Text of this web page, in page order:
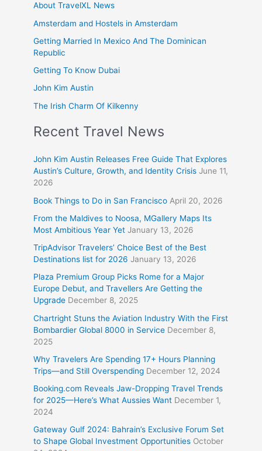
About TravelXL News
Amsterdam and Hostels in Amsterdam
Getting Married In Mexico And The Dominican
Republic
Getting To Know Dubai
John Kim Austin
The Irish Charm Of Kilkenny
Recent Travel News
John Kim Austin Releases Free Guide That Explores
Austin’s Culture, Growth, and Identity Crisis June 11,
2026
Book Things to Do in San Francisco April 20, 2026
From the Maldives to Noosa, MGallery Maps Its
Most Ambitious Year Yet January 13, 2026
TripAdvisor Travelers’ Choice Best of the Best
Destinations list for 2026 January 13, 2026
Plaza Premium Group Picks Rome for a Major
Europe Debut, and Travellers Are Getting the
Upgrade December 8, 2025
Chartright Stuns the Aviation Industry With the First
Bombardier Global 8000 in Service December 8,
2025
Why Travelers Are Spending 17+ Hours Planning
Trips—and Still Overspending December 12, 2024
Booking.com Reveals Jaw-Dropping Travel Trends
for 2025—Here’s What Aussies Want December 1,
2024
Gateway Gulf 2024: Bahrain’s Exclusive Forum Set
to Shape Global Investment Opportunities October